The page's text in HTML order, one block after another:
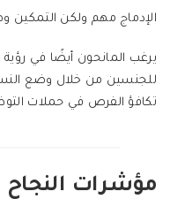
الإدماج مهم ولكن التمكين
يرغب المانحون أيضًا في
للجنسين من خلال وضع
تكافؤ الفرص في حملات
مؤشرات النجاح